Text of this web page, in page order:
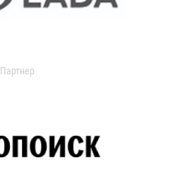
Партнер